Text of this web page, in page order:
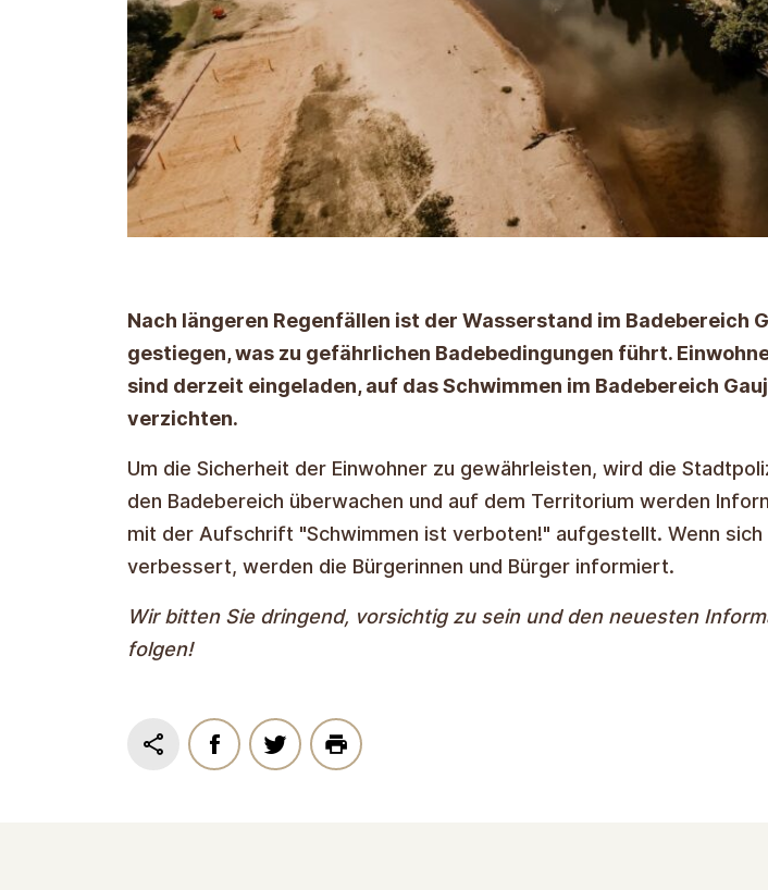
Nach längeren Regenfällen ist der Wasserstand im Badebereich
gestiegen, was zu gefährlichen Badebedingungen führt.
sind derzeit eingeladen, auf das Schwimmen im Badebereich
verzichten.
Um die Sicherheit der Einwohner zu gewährleisten, wird die
den Badebereich überwachen und auf dem Territorium werden
mit der Aufschrift "Schwimmen ist verboten!" aufgestellt. Wenn sich
verbessert, werden die Bürgerinnen und Bürger informiert.
Wir bitten Sie dringend, vorsichtig zu sein und den neuesten
folgen!